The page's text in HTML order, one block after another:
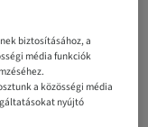
biztosításához, a
média funkciók
a közösségi média
nyújtó